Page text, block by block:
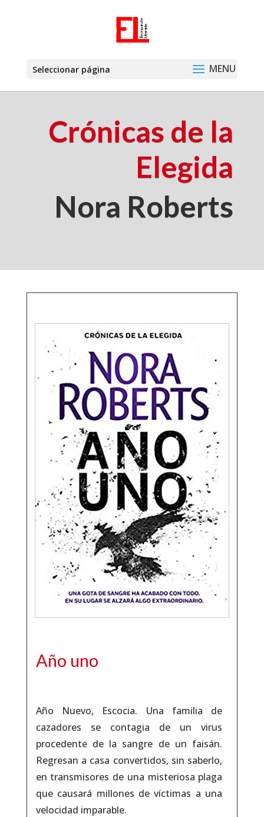
Seleccionar página
Crónicas de la
Elegida
Nora Roberts
Año uno
Año Nuevo, Escocia. Una familia de
cazadores se contagia de un virus
procedente de la sangre de un faisán.
Regresan a casa convertidos, sin saberlo,
en transmisores de una misteriosa plaga
que causará millones de víctimas a una
velocidad imparable.